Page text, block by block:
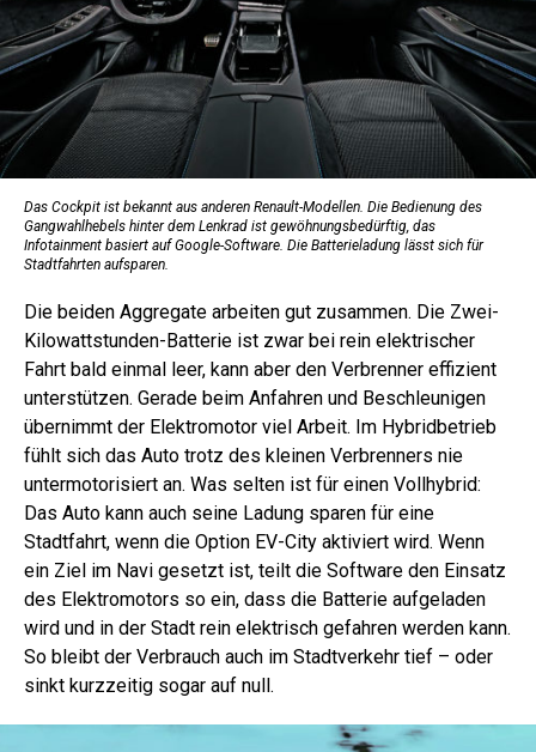
Das Cockpit ist bekannt aus anderen Renault-Modellen. Die Bedienung des
Gangwahlhebels hinter dem Lenkrad ist ­gewöhnungsbedürftig, das
Infotainment basiert auf Google-Software. Die Batterieladung lässt sich für
Stadtfahrten aufsparen.
Die beiden Aggregate arbeiten gut zusammen. Die Zwei-
Kilowattstunden-Batterie ist zwar bei rein elektrischer
Fahrt bald einmal leer, kann aber den Verbrenner effizient
unterstützen. Gerade beim Anfahren und Beschleunigen
übernimmt der Elektromotor viel Arbeit. Im Hybridbetrieb
fühlt sich das Auto trotz des kleinen Verbrenners nie
untermotorisiert an. Was selten ist für einen Vollhybrid:
Das Auto kann auch seine Ladung sparen für eine
Stadtfahrt, wenn die Option EV-City aktiviert wird. Wenn
ein Ziel im Navi gesetzt ist, teilt die Software den Einsatz
des Elektromotors so ein, dass die Batterie aufgeladen
wird und in der Stadt rein elektrisch gefahren werden kann.
So bleibt der Verbrauch auch im Stadtverkehr tief – oder
sinkt kurzzeitig sogar auf null.